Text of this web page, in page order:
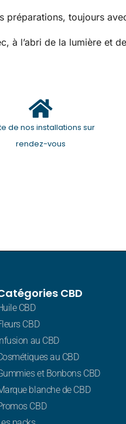
préparations, toujours
à l’abri de la lumière et
de nos installations sur
rendez-vous
CBD
CBD
CBD
Infusion au CBD
au CBD
et Bonbons CBD
blanche de CBD
CBD